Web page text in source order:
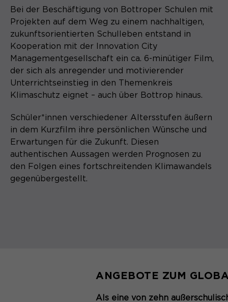
Bei der Beschäftigung von Bottroper Schulen mit
Projekten auf dem Weg zu einem nachhaltigen,
zukunftsorientierten Schulleben entstand in
Kooperation mit der Innovation City
Managementgesellschaft ein ca. 6-minütiger Film,
der sich als anregender und motivierender
Unterrichtseinstieg in den Themenkreis
Klimaschutz eignet – auch über Bottrop hinaus.
Schüler*innen verschiedener Altersstufen äußern
in dem Kurzfilm ihre persönlichen Wünsche und
Erwartungen für die Zukunft. Diesen
authentischen Aussagen werden Prognosen zu
den Folgen eines fortschreitenden Klimawandels
gegenübergestellt.
ANGEBOTE ZUM
Als eine von zehn